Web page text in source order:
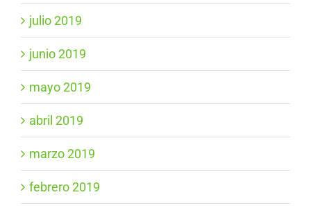
julio 2019
junio 2019
mayo 2019
abril 2019
marzo 2019
febrero 2019